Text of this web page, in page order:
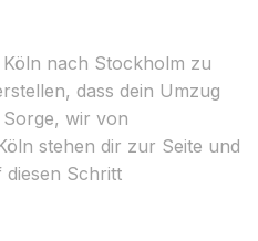
nach Stockholm zu
dass dein Umzug
wir von
stehen dir zur Seite und
diesen Schritt